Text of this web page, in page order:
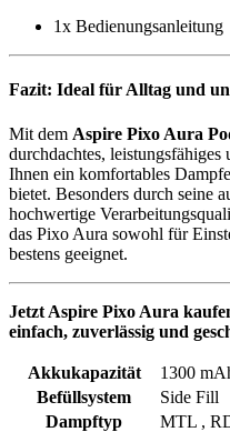
1x Bedienungsanleitung
Fazit: Ideal für Alltag und
Mit dem Aspire Pixo Aura
durchdachtes, leistungsfähiges
Ihnen ein komfortables
bietet. Besonders durch seine
hochwertige
das Pixo Aura sowohl für
bestens geeignet.
Jetzt Aspire Pixo Aura
einfach, zuverlässig und
Akkukapazität
1300
Befüllsystem
Side Fill
Dampftyp
MTL ,